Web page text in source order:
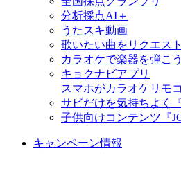
分析採点AI＋
うたスキ動画
歌いたい曲をリクエスト
カラオケで楽器を弾こう
キョクナビアプリ
スマホがカラオケリモ
サビだけを気持ちよく
子供向けコンテンツ『
キャンペーン情報